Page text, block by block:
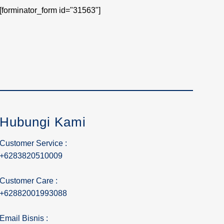
[forminator_form id="31563"]
Hubungi Kami
Customer Service :
+6283820510009
Customer Care :
+62882001993088
Email Bisnis :